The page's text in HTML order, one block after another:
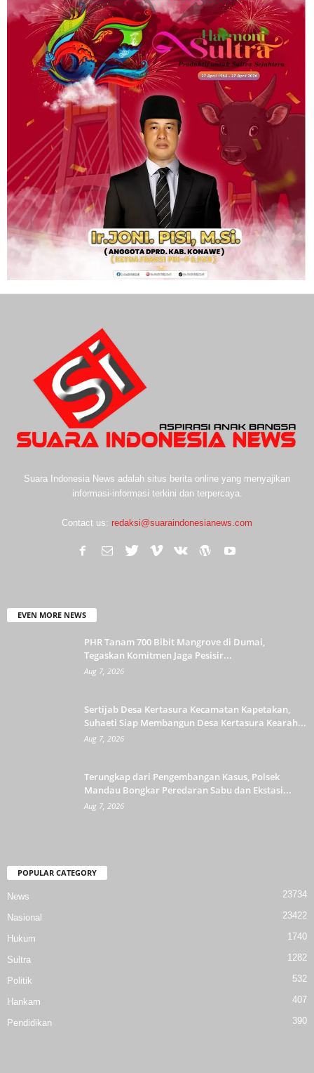
Suara Indonesia News adalah situs berita online yang menyajikan
informasi-informasi terkini dan terpercaya.
Contact us: redaksi@suaraindonesianews.com
EVEN MORE NEWS
PHR Tanam 700 Bibit Mangrove di Dumai,
Tegaskan Komitmen Jaga Pesisir...
Aug 7, 2026
Sertijab Desa Kertasura Kecamatan Kapetakan,
Suhaeti Siap Membangun Desa Kertasura Kearah...
Aug 7, 2026
Terungkap dari Pengembangan Kasus, Polsek
Mandau Bongkar Peredaran Sabu dan Ekstasi...
Aug 7, 2026
POPULAR CATEGORY
News 23734
Nasional 23422
Hukum 1740
Sultra 1282
Politik 532
Hankam 407
Pendidikan 390